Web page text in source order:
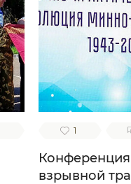
1
взрывной